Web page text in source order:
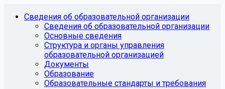
Сведения об образовательной организации
Сведения об образовательной организации
Основные сведения
Структура и органы управления
образовательной организацией
Документы
Образование
Образовательные стандарты и требования